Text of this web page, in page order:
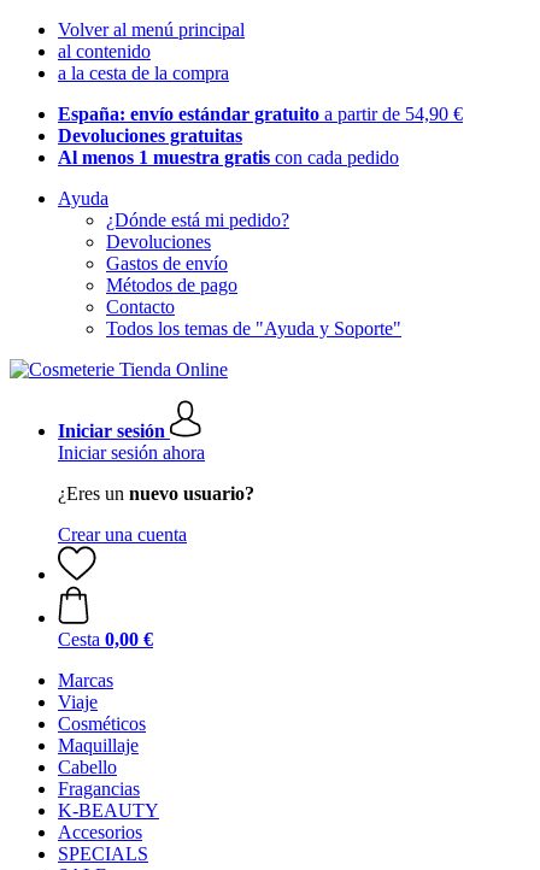
Volver al menú principal
al contenido
a la cesta de la compra
España: envío estándar gratuito a partir de 54,90 €
Devoluciones gratuitas
Al menos 1 muestra gratis con cada pedido
Ayuda
¿Dónde está mi pedido?
Devoluciones
Gastos de envío
Métodos de pago
Contacto
Todos los temas de "Ayuda y Soporte"
Iniciar sesión
Iniciar sesión ahora
¿Eres un nuevo usuario?
Crear una cuenta
Cesta 0,00 €
Marcas
Viaje
Cosméticos
Maquillaje
Cabello
Fragancias
K-BEAUTY
Accesorios
SPECIALS